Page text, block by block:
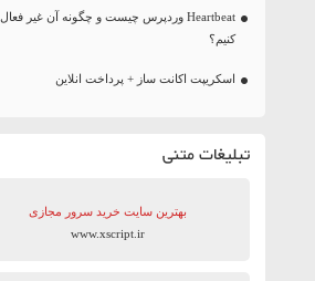
Heartbeat وردپرس چیست و چگونه آن غیر فعال
کنیم؟
اسکریپت اکانت ساز + پرداخت انلاین
تبلیغات متنی
بهترین سایت‌ خرید سرور مجازی
www.xscript.ir